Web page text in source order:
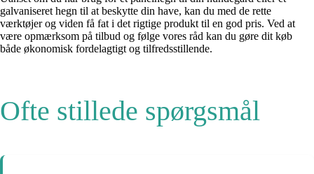
galvaniseret hegn til at beskytte din have, kan du med de rette
værktøjer og viden få fat i det rigtige produkt til en god pris. Ved at
være opmærksom på tilbud og følge vores råd kan du gøre dit køb
både økonomisk fordelagtigt og tilfredsstillende.
Ofte stillede spørgsmål